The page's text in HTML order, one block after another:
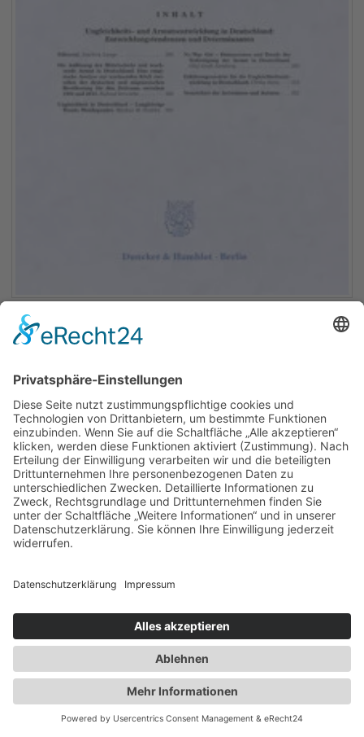
Ungleichheits- und Armutsentwicklung in Deutschland
Entwicklungstendenzen und Determinanten